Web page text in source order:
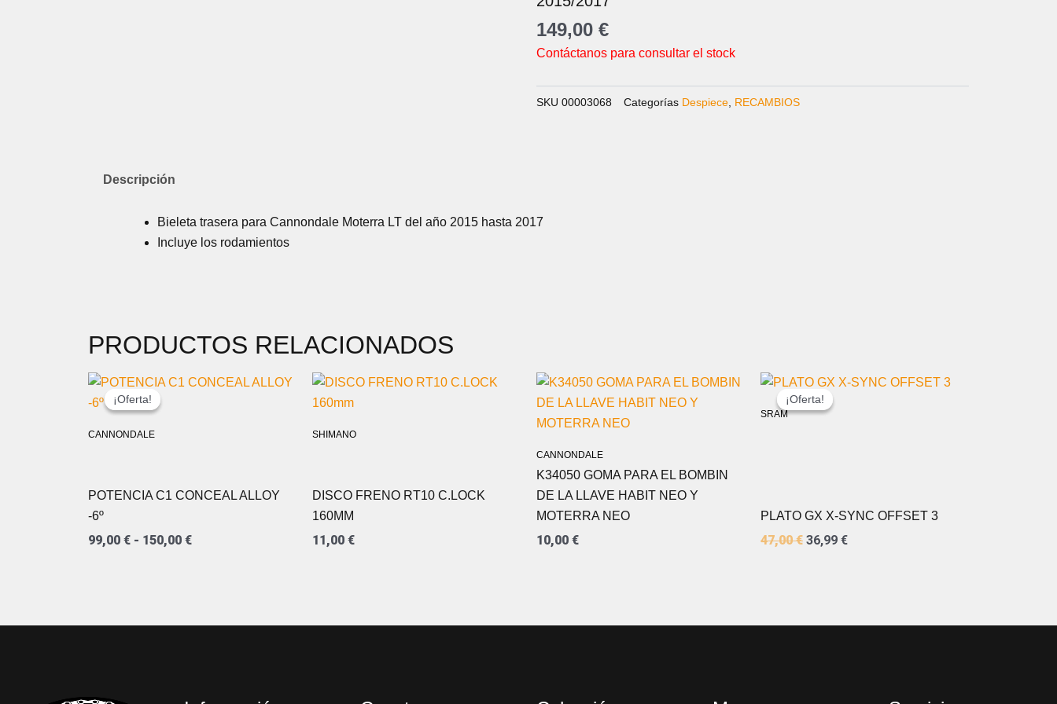
149,00 €
Contáctanos para consultar el stock
SKU 00003068 Categorías Despiece, RECAMBIOS
Descripción
Bieleta trasera para Cannondale Moterra LT del año 2015 hasta 2017
Incluye los rodamientos
PRODUCTOS RELACIONADOS
¡Oferta!
CANNONDALE
¡Oferta!
POTENCIA C1 CONCEAL ALLOY
-6º
99,00 € - 150,00 €
RANGO
SHIMANO
DISCO FRENO RT10 C.LOCK
160MM
11,00 €
CANNONDALE
K34050 GOMA PARA EL BOMBIN
DE LA LLAVE HABIT NEO Y
MOTERRA NEO
10,00 €
¡Oferta!
SRAM
¡Oferta!
PLATO GX X-SYNC OFFSET 3
47,00€
EL
PRECIO
ORIGINAL
36,99 €
EL